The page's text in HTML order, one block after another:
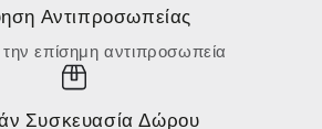
Αντιπροσωπείας
επίσημη αντιπροσωπεία
Συσκευασία Δώρου